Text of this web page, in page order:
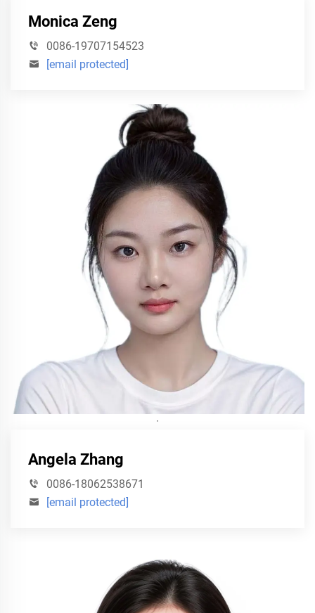
Monica Zeng
0086-19707154523
[email protected]
·
Angela Zhang
0086-18062538671
[email protected]